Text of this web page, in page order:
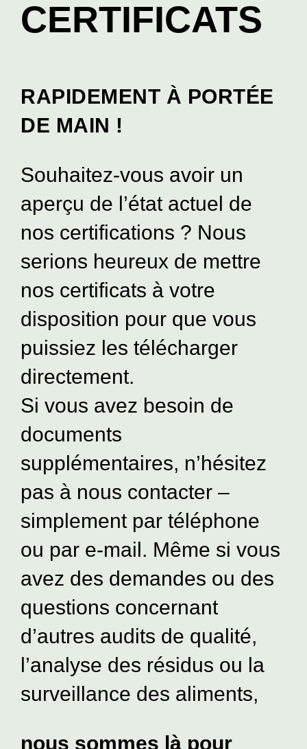
CERTIFICATS
RAPIDEMENT À PORTÉE
DE MAIN !
Souhaitez-vous avoir un
aperçu de l’état actuel de
nos certifications ? Nous
serions heureux de mettre
nos certificats à votre
disposition pour que vous
puissiez les télécharger
directement.
Si vous avez besoin de
documents
supplémentaires, n’hésitez
pas à nous contacter –
simplement par téléphone
ou par e-mail. Même si vous
avez des demandes ou des
questions concernant
d’autres audits de qualité,
l’analyse des résidus ou la
surveillance des aliments,
nous sommes là pour